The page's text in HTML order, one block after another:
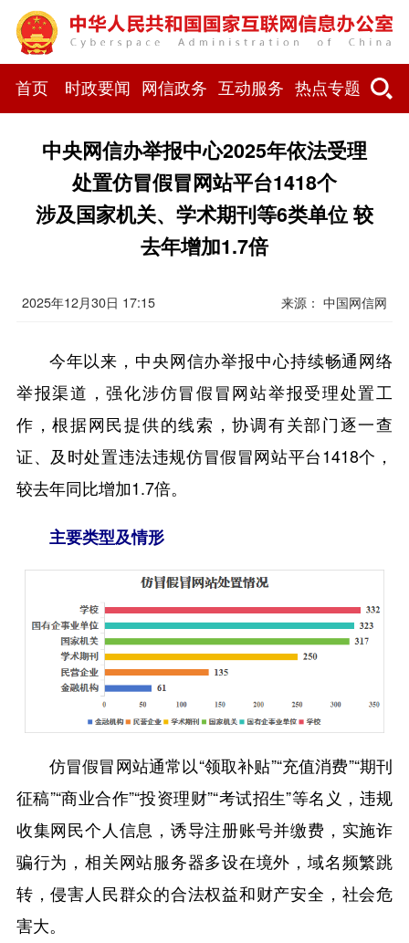
首页 时政要闻 网信政务 互动服务 热点专题
中央网信办举报中心2025年依法受理
处置仿冒假冒网站平台1418个
涉及国家机关、学术期刊等6类单位 较
去年增加1.7倍
2025年12月30日 17:15 来源：中国网信网
今年以来，中央网信办举报中心持续畅通网络
举报渠道，强化涉仿冒假冒网站举报受理处置工
作，根据网民提供的线索，协调有关部门逐一查
证、及时处置违法违规仿冒假冒网站平台1418个，
较去年同比增加1.7倍。
主要类型及情形
仿冒假冒网站通常以“领取补贴”“充值消费”“期刊
征稿”“商业合作”“投资理财”“考试招生”等名义，违规
收集网民个人信息，诱导注册账号并缴费，实施诈
骗行为，相关网站服务器多设在境外，域名频繁跳
转，侵害人民群众的合法权益和财产安全，社会危
害大。